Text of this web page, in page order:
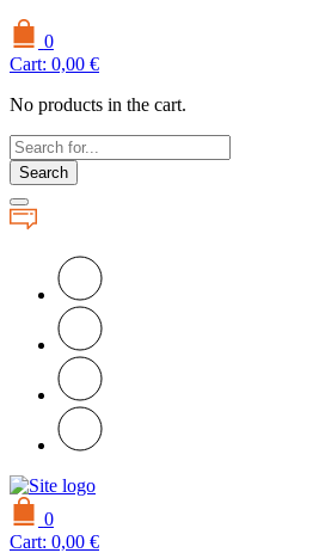
0
Cart: 0,00 €
No products in the cart.
Search
0
Cart: 0,00 €